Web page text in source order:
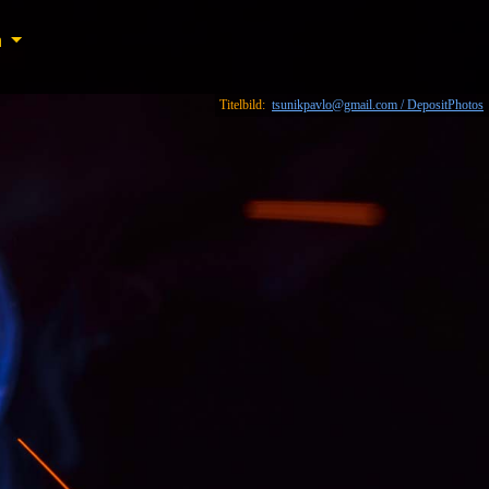
Titelbild: tsunikpavlo@gmail.com / DepositPhotos